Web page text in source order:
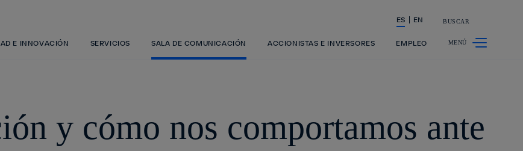
principal
La acción en accionistas e inversores
ES EN BUSCAR
E INNOVACIÓN SERVICIOS SALA DE COMUNICACIÓN ACCIONISTAS E INVERSORES EMPLEO
y cómo nos comportamos ante